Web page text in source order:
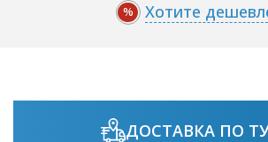
% Хотите
ДОСТАВКА ПО